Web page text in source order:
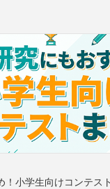
！小学生向けコンテス